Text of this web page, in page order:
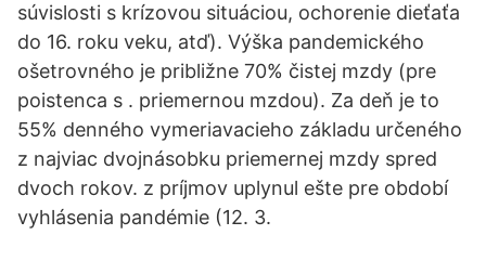
súvislosti s krízovou situáciou, ochorenie dieťaťa
do 16. roku veku, atď). Výška pandemického
ošetrovného je približne 70% čistej mzdy (pre
poistenca s . priemernou mzdou). Za deň je to
55% denného vymeriavacieho základu určeného
z najviac dvojnásobku priemernej mzdy spred
dvoch rokov. z príjmov uplynul ešte pre období
vyhlásenia pandémie (12. 3.